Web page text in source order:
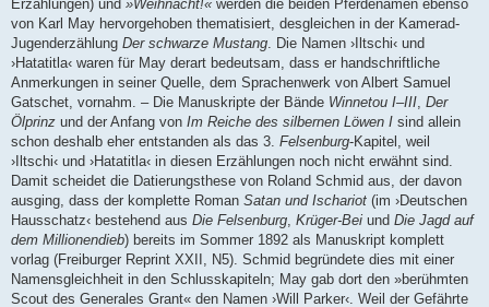
Erzählungen) und »Weihnacht!« werden die beiden Pferdenamen ebenso
von Karl May hervorgehoben thematisiert, desgleichen in der Kamerad-
Jugenderzählung Der schwarze Mustang. Die Namen ›Iltschi‹ und
›Hatatitla‹ waren für May derart bedeutsam, dass er handschriftliche
Anmerkungen in seiner Quelle, dem Sprachenwerk von Albert Samuel
Gatschet, vornahm. – Die Manuskripte der Bände Winnetou I–III, Der
Ölprinz und der Anfang von Im Reiche des silbernen Löwen I sind allein
schon deshalb eher entstanden als das 3. Felsenburg-Kapitel, weil
›Iltschi‹ und ›Hatatitla‹ in diesen Erzählungen noch nicht erwähnt sind.
Damit scheidet die Datierungsthese von Roland Schmid aus, der davon
ausging, dass der komplette Roman Satan und Ischariot (im ›Deutschen
Hausschatz‹ bestehend aus Die Felsenburg, Krüger-Bei und Die Jagd auf
dem Millionendieb) bereits im Sommer 1892 als Manuskript komplett
vorlag (Freiburger Reprint XXII, N5). Schmid begründete dies mit einer
Namensgleichheit in den Schlusskapiteln; May gab dort den »berühmten
Scout des Generales Grant« den Namen ›Will Parker‹. Weil der Gefährte